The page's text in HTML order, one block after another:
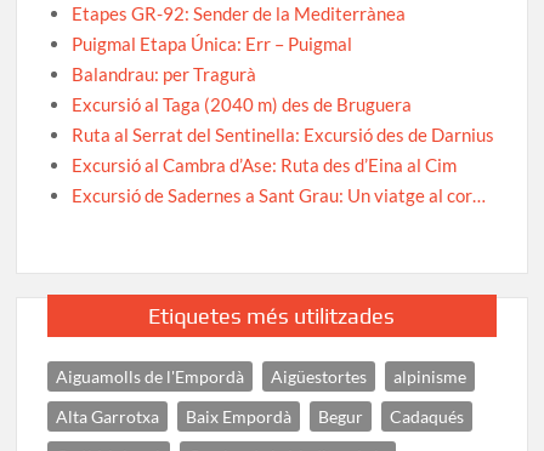
Etapes GR-92: Sender de la Mediterrànea
Puigmal Etapa Única: Err – Puigmal
Balandrau: per Tragurà
Excursió al Taga (2040 m) des de Bruguera
Ruta al Serrat del Sentinella: Excursió des de Darnius
Excursió al Cambra d’Ase: Ruta des d’Eina al Cim
Excursió de Sadernes a Sant Grau: Un viatge al cor…
Etiquetes més utilitzades
Aiguamolls de l'Empordà Aigüestortes
alpinisme
Alta Garrotxa
Baix Empordà Begur
Cadaqués